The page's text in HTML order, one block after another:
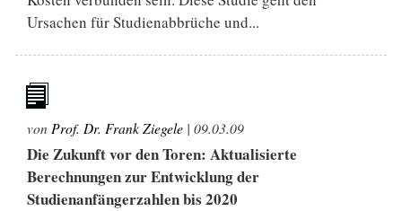
Ursachen für Studienabbrüche und...
von Prof. Dr. Frank Ziegele | 09.03.09
Die Zukunft vor den Toren: Aktualisierte
Berechnungen zur Entwicklung der
Studienanfängerzahlen bis 2020